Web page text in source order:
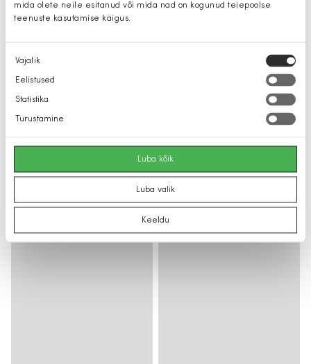
mida olete neile esitanud või mida nad on kogunud teiepoolse
teenuste kasutamise käigus.
Nõusoleku
valik
Vajalik
Eelistused
Statistika
Turustamine
Luba kõik
Luba valik
Keeldu